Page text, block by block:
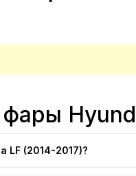
LF (2014-2017)?